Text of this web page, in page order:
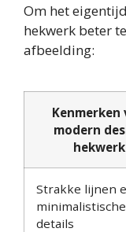
Om het
hekwerk beter
afbeelding:
Kenmerken
modern
hekwerk
Strakke lijnen
minimalistische
details